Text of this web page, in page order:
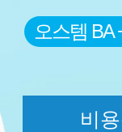
오스템
비